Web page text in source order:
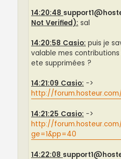
14:20:48
Not Verified): sal
14:20:58 Casio: puis je
valable mes
ete supprimées ?
14:21:09 Casio: ->
http://
14:21:25 Casio: ->
http://
ge=1&pp=40
14:22:08